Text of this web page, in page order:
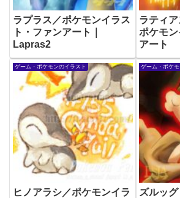
ラプラス／ポケモンイラス
ト・ファンアート｜
Lapras2
ラティ
ポケモ
アート
ゲーム・ポケモンのイラスト
ヒノアラシ／ポケモンイラ
ゲーム・ポケ
ズルッ